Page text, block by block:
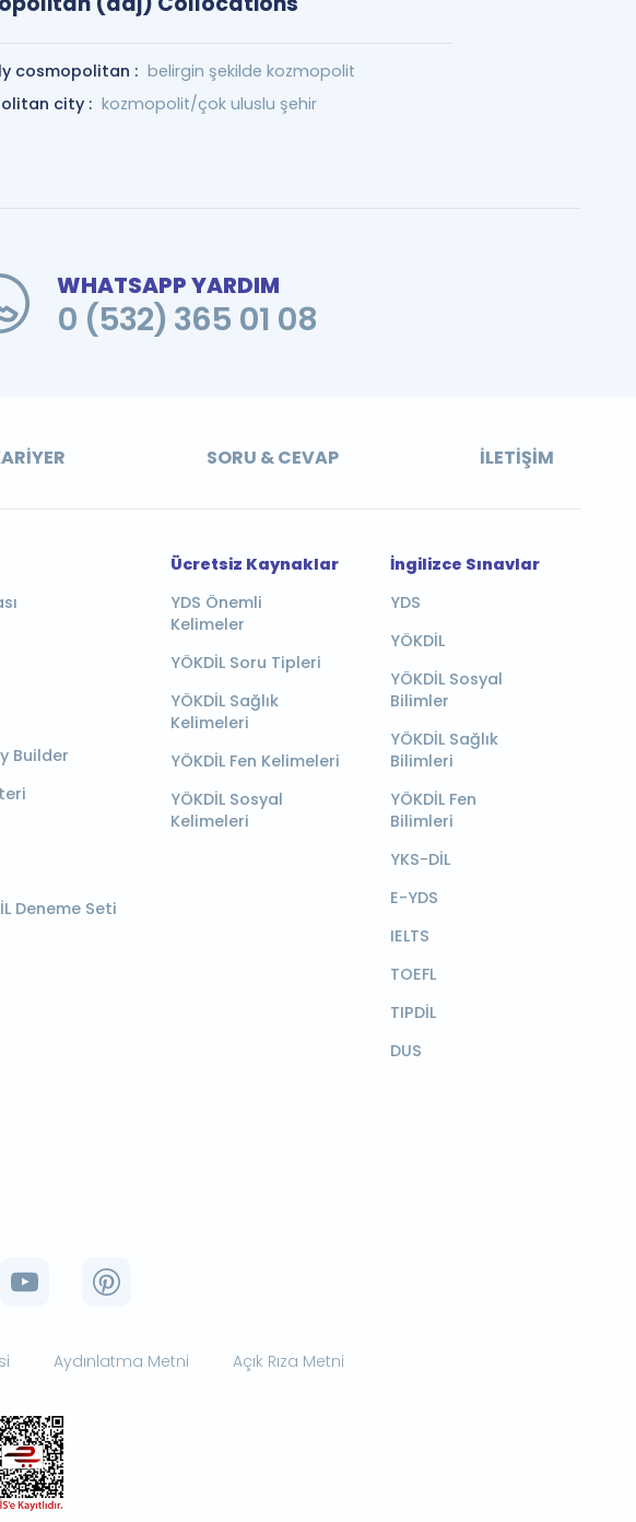
cosmopolitan : belirgin şekilde kozmopolit
city : kozmopolit/çok uluslu şehir
WHATSAPP YARDIM
0 (532) 365 01 08
SORU & CEVAP İLETIŞIM
Builder
Deneme Seti
Ücretsiz Kaynaklar
YDS Önemli
Kelimeler
YÖKDİL Soru Tipleri
YÖKDİL Sağlık
Kelimeleri
YÖKDİL Fen Kelimeleri
YÖKDİL Sosyal
Kelimeleri
İngilizce Sınavlar
YDS
YÖKDİL
YÖKDİL Sosyal
Bilimler
YÖKDİL Sağlık
Bilimleri
YÖKDİL Fen
Bilimleri
YKS-DİL
E-YDS
IELTS
TOEFL
TIPDİL
DUS
Aydınlatma Metni Açık Rıza Metni